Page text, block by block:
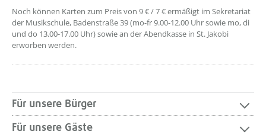
Noch können Karten zum Preis von 9 € / 7 € ermäßigt im Sekretariat
der Musikschule, Badenstraße 39 (mo-fr 9.00-12.00 Uhr sowie mo, di
und do 13.00-17.00 Uhr) sowie an der Abendkasse in St. Jakobi
erworben werden.
Für unsere Bürger
Für unsere Gäste